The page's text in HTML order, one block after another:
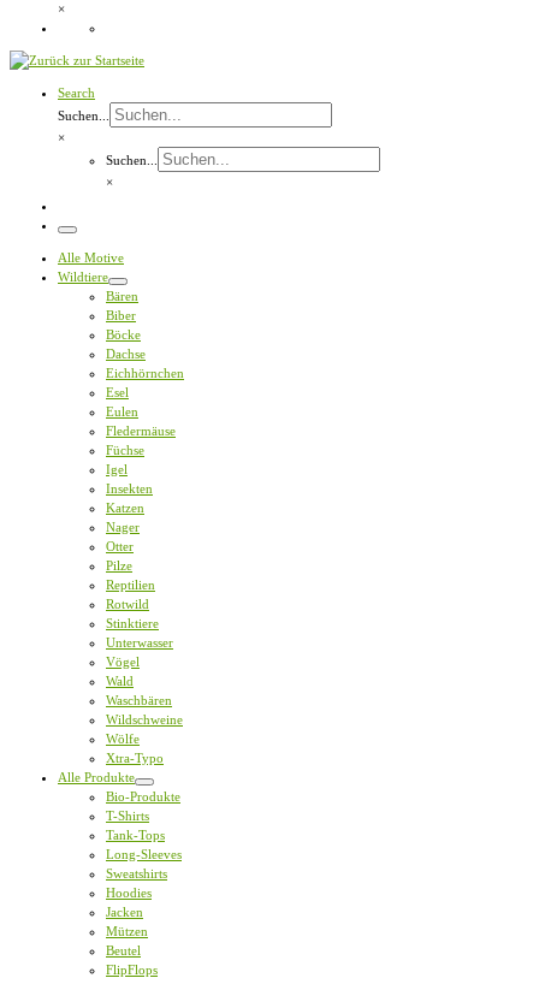
×
Search
Suchen...
×
Suchen...
×
Menü
Alle Motive
Wildtiere
Bären
Biber
Böcke
Dachse
Eichhörnchen
Esel
Eulen
Fledermäuse
Füchse
Igel
Insekten
Katzen
Nager
Otter
Pilze
Reptilien
Rotwild
Stinktiere
Unterwasser
Vögel
Wald
Waschbären
Wildschweine
Wölfe
Xtra-Typo
Alle Produkte
Bio-Produkte
T-Shirts
Tank-Tops
Long-Sleeves
Sweatshirts
Hoodies
Jacken
Mützen
Beutel
FlipFlops